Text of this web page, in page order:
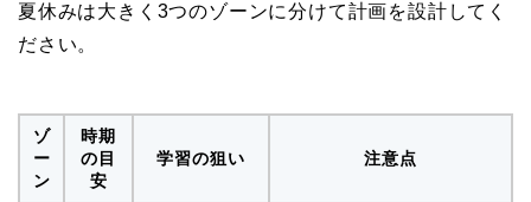
夏休みは大きく3つのゾーンに分けて計画を設計してく
ださい。
ゾ
ー
ン
時期
の目
安
学習の狙い 注意点